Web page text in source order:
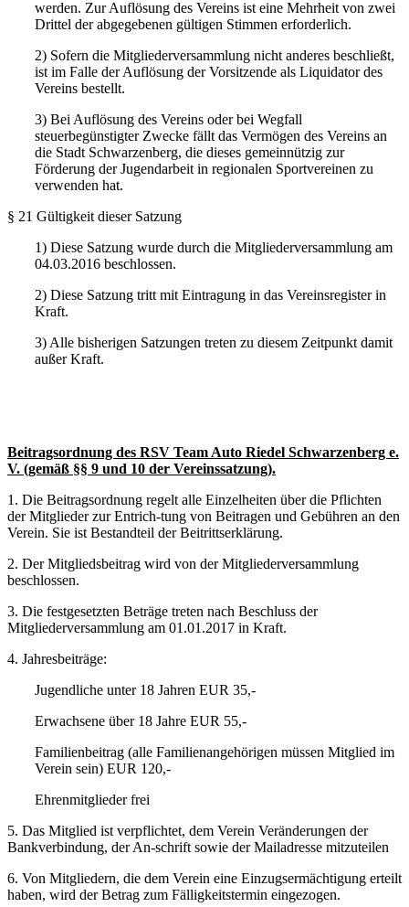
werden. Zur Auflösung des Vereins ist eine Mehrheit von zwei
Drittel der abgegebenen gültigen Stimmen erforderlich.
2) Sofern die Mitgliederversammlung nicht anderes beschließt,
ist im Falle der Auflösung der Vorsitzende als Liquidator des
Vereins bestellt.
3) Bei Auflösung des Vereins oder bei Wegfall
steuerbegünstigter Zwecke fällt das Vermögen des Vereins an
die Stadt Schwarzenberg, die dieses gemeinnützig zur
Förderung der Jugendarbeit in regionalen Sportvereinen zu
verwenden hat.
§ 21 Gültigkeit dieser Satzung
1) Diese Satzung wurde durch die Mitgliederversammlung am
04.03.2016 beschlossen.
2) Diese Satzung tritt mit Eintragung in das Vereinsregister in
Kraft.
3) Alle bisherigen Satzungen treten zu diesem Zeitpunkt damit
außer Kraft.
Beitragsordnung des RSV Team Auto Riedel Schwarzenberg e.
V. (gemäß §§ 9 und 10 der Vereinssatzung).
1. Die Beitragsordnung regelt alle Einzelheiten über die Pflichten
der Mitglieder zur Entrich-tung von Beitragen und Gebühren an den
Verein. Sie ist Bestandteil der Beitrittserklärung.
2. Der Mitgliedsbeitrag wird von der Mitgliederversammlung
beschlossen.
3. Die festgesetzten Beträge treten nach Beschluss der
Mitgliederversammlung am 01.01.2017 in Kraft.
4. Jahresbeiträge:
Jugendliche unter 18 Jahren EUR 35,-
Erwachsene über 18 Jahre EUR 55,-
Familienbeitrag (alle Familienangehörigen müssen Mitglied im
Verein sein) EUR 120,-
Ehrenmitglieder frei
5. Das Mitglied ist verpflichtet, dem Verein Veränderungen der
Bankverbindung, der An-schrift sowie der Mailadresse mitzuteilen
6. Von Mitgliedern, die dem Verein eine Einzugsermächtigung erteilt
haben, wird der Betrag zum Fälligkeitstermin eingezogen.